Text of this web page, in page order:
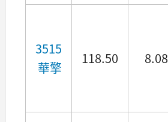
3515
華擎
118.50 8.08